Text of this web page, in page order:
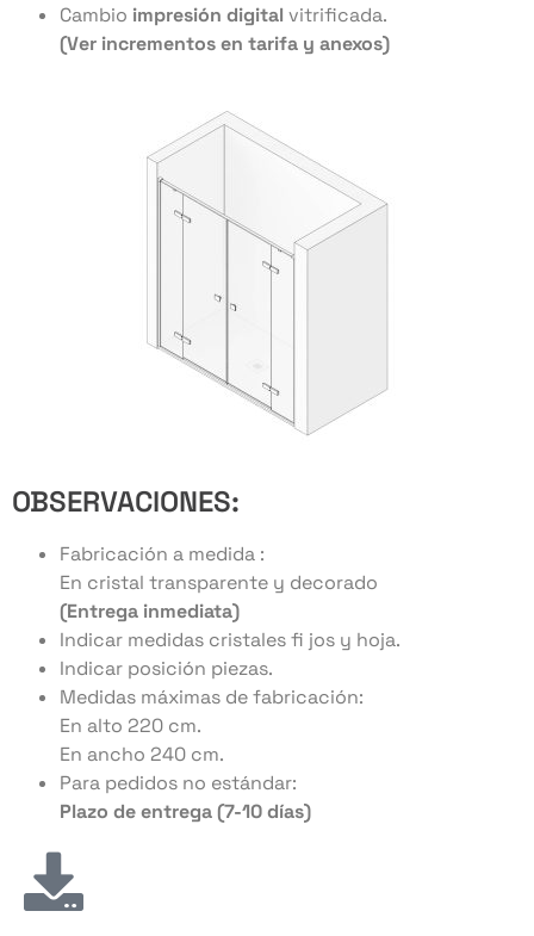
Cambio impresión digital vitrificada.
(Ver incrementos en tarifa y anexos)
OBSERVACIONES:
Fabricación a medida :
En cristal transparente y decorado
(Entrega inmediata)
Indicar medidas cristales fi jos y hoja.
Indicar posición piezas.
Medidas máximas de fabricación:
En alto 220 cm.
En ancho 240 cm.
Para pedidos no estándar:
Plazo de entrega (7-10 días)